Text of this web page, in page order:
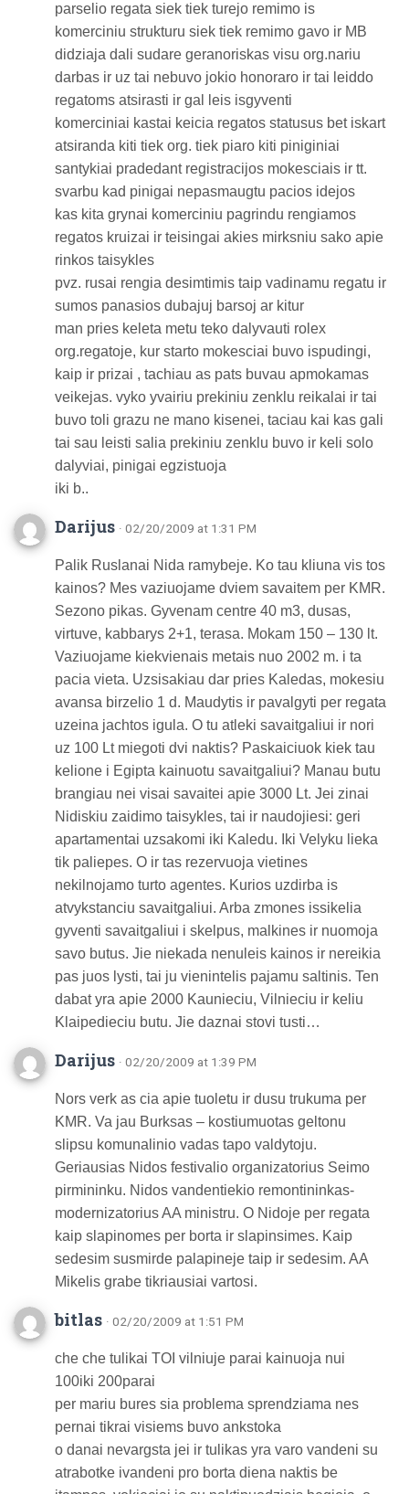
parselio regata siek tiek turejo remimo is
komerciniu strukturu siek tiek remimo gavo ir MB
didziaja dali sudare geranoriskas visu org.nariu
darbas ir uz tai nebuvo jokio honoraro ir tai leiddo
regatoms atsirasti ir gal leis isgyventi
komerciniai kastai keicia regatos statusus bet iskart
atsiranda kiti tiek org. tiek piaro kiti piniginiai
santykiai pradedant registracijos mokesciais ir tt.
svarbu kad pinigai nepasmaugtu pacios idejos
kas kita grynai komerciniu pagrindu rengiamos
regatos kruizai ir teisingai akies mirksniu sako apie
rinkos taisykles
pvz. rusai rengia desimtimis taip vadinamu regatu ir
sumos panasios dubajuj barsoj ar kitur
man pries keleta metu teko dalyvauti rolex
org.regatoje, kur starto mokesciai buvo ispudingi,
kaip ir prizai , tachiau as pats buvau apmokamas
veikejas. vyko yvairiu prekiniu zenklu reikalai ir tai
buvo toli grazu ne mano kisenei, taciau kai kas gali
tai sau leisti salia prekiniu zenklu buvo ir keli solo
dalyviai, pinigai egzistuoja
iki b..
Darijus · 02/20/2009 at 1:31 PM
Palik Ruslanai Nida ramybeje. Ko tau kliuna vis tos
kainos? Mes vaziuojame dviem savaitem per KMR.
Sezono pikas. Gyvenam centre 40 m3, dusas,
virtuve, kabbarys 2+1, terasa. Mokam 150 – 130 lt.
Vaziuojame kiekvienais metais nuo 2002 m. i ta
pacia vieta. Uzsisakiau dar pries Kaledas, mokesiu
avansa birzelio 1 d. Maudytis ir pavalgyti per regata
uzeina jachtos igula. O tu atleki savaitgaliui ir nori
uz 100 Lt miegoti dvi naktis? Paskaiciuok kiek tau
kelione i Egipta kainuotu savaitgaliui? Manau butu
brangiau nei visai savaitei apie 3000 Lt. Jei zinai
Nidiskiu zaidimo taisykles, tai ir naudojiesi: geri
apartamentai uzsakomi iki Kaledu. Iki Velyku lieka
tik paliepes. O ir tas rezervuoja vietines
nekilnojamo turto agentes. Kurios uzdirba is
atvykstanciu savaitgaliui. Arba zmones issikelia
gyventi savaitgaliui i skelpus, malkines ir nuomoja
savo butus. Jie niekada nenuleis kainos ir nereikia
pas juos lysti, tai ju vienintelis pajamu saltinis. Ten
dabat yra apie 2000 Kaunieciu, Vilnieciu ir keliu
Klaipedieciu butu. Jie daznai stovi tusti…
Darijus · 02/20/2009 at 1:39 PM
Nors verk as cia apie tuoletu ir dusu trukuma per
KMR. Va jau Burksas – kostiumuotas geltonu
slipsu komunalinio vadas tapo valdytoju.
Geriausias Nidos festivalio organizatorius Seimo
pirmininku. Nidos vandentiekio remontininkas-
modernizatorius AA ministru. O Nidoje per regata
kaip slapinomes per borta ir slapinsimes. Kaip
sedesim susmirde palapineje taip ir sedesim. AA
Mikelis grabe tikriausiai vartosi.
bitlas · 02/20/2009 at 1:51 PM
che che tulikai TOI vilniuje parai kainuoja nui
100iki 200parai
per mariu bures sia problema sprendziama nes
pernai tikrai visiems buvo ankstoka
o danai nevargsta jei ir tulikas yra varo vandeni su
atrabotke ivandeni pro borta diena naktis be